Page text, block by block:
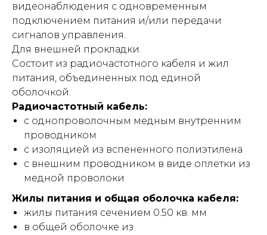
видеонаблюдения с одновременным
подключением питания и/или передачи
сигналов управления.
Для внешней прокладки.
Состоит из радиочастотного кабеля и жил
питания, объединенных под единой
оболочкой.
Радиочастотный кабель:
с однопроволочным медным внутренним
проводником
с изоляцией из вспененного полиэтилена
с внешним проводником в виде оплетки из
медной проволоки
Жилы питания и общая оболочка кабеля:
жилы питания сечением 0.50 кв. мм
в общей оболочке из